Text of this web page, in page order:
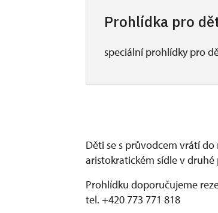
Prohlídka pro
speciální prohlídky pro
Děti se s průvodcem vrátí
aristokratickém sídle v
Prohlídku doporučujeme
tel. +420 773 771 818